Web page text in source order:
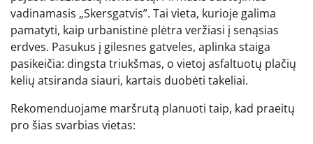
vadinamasis „Skersgatvis”. Tai vieta, kurioje galima
pamatyti, kaip urbanistinė plėtra veržiasi į senąsias
erdves. Pasukus į gilesnes gatveles, aplinka staiga
pasikeičia: dingsta triukšmas, o vietoj asfaltuotų plačių
kelių atsiranda siauri, kartais duobėti takeliai.
Rekomenduojame maršrutą planuoti taip, kad praeitų
pro šias svarbias vietas: